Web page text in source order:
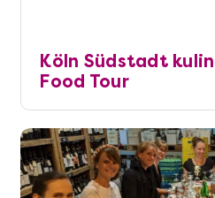
Köln Südstadt
Food Tour